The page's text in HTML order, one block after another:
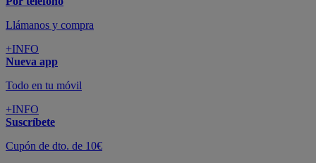
Llámanos y compra
+INFO
Nueva app
Todo en tu móvil
+INFO
Suscríbete
Cupón de dto. de 10€